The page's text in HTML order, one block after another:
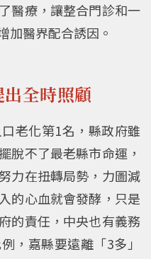
醫療，讓整合門診和一
加醫界配合誘因。
全時照顧
老化第1名，縣政府雖
脫不了最老縣市命運，
力在扭轉局勢，力圖減
的心血就會發酵，只是
的責任，中央也有義務
，嘉縣要遠離「3多」